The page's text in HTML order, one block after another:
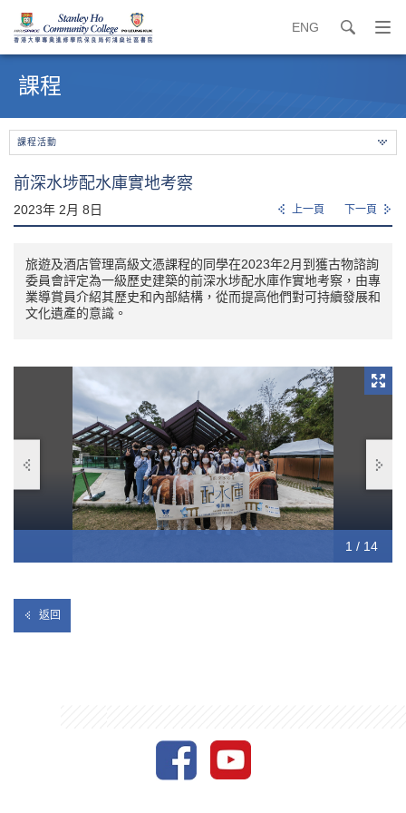
ENG search
打
開
始
課程
課程活動
前深水埗配水庫實地考察
2023年 2月 8日 上一頁 下一頁
旅遊及酒店管理高級文憑課程的同學在2023年2月到獲古物諮詢
委員會評定為一級歷史建築的前深水埗配水庫作實地考察，由專
業導賞員介紹其歷史和內部結構，從而提高他們對可持續發展和
文化遺產的意識。
1 / 14
2 / 14
3 / 14
4 / 14
5 / 14
6 / 14
7 / 14
8 / 14
9 / 14
10 / 14
11 / 14
12 / 14
13 / 14
14 / 14
返回